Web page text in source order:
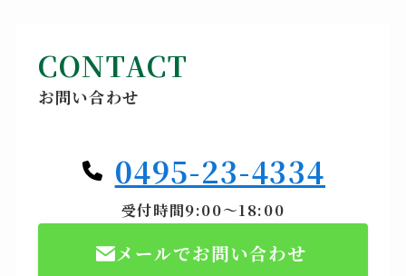
CONTACT
お問い合わせ
0495-23-4334
受付時間9:00～18:00
メールでお問い合わせ